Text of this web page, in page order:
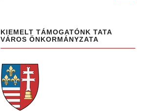
KIEMELT TÁMOGATÓNK TATA
VÁROS ÖNKORMÁNYZATA